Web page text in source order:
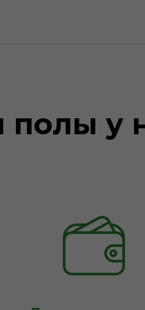
полы у